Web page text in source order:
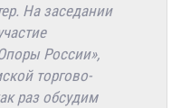
На заседании
России»,
торгово-
раз обсудим